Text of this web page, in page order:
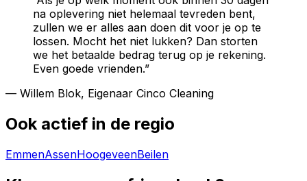
na oplevering niet helemaal tevreden bent,
zullen we er alles aan doen dit voor je op te
lossen. Mocht het niet lukken? Dan storten
we het betaalde bedrag terug op je rekening.
Even goede vrienden.”
— Willem Blok, Eigenaar Cinco Cleaning
Ook actief in de regio
EmmenAssenHoogeveenBeilen